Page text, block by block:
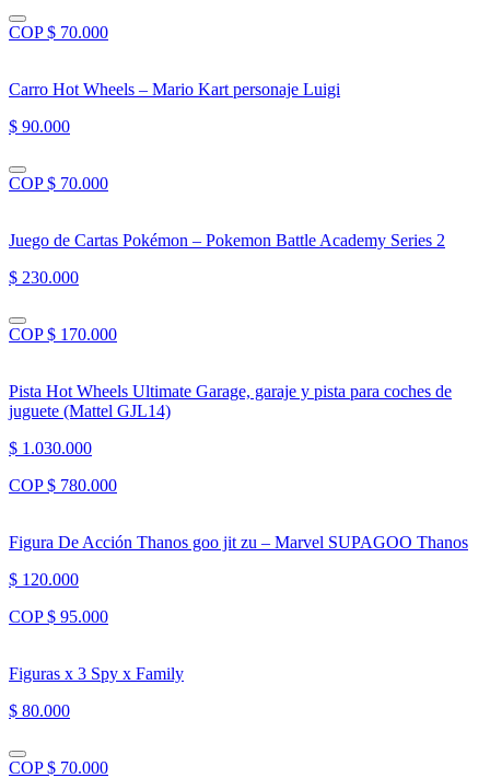
COP $ 70.000
Carro Hot Wheels – Mario Kart personaje Luigi
$ 90.000
COP $ 70.000
Juego de Cartas Pokémon – Pokemon Battle Academy Series 2
$ 230.000
COP $ 170.000
Pista Hot Wheels Ultimate Garage, garaje y pista para coches de
juguete (Mattel GJL14)
$ 1.030.000
COP $ 780.000
Figura De Acción Thanos goo jit zu – Marvel SUPAGOO Thanos
$ 120.000
COP $ 95.000
Figuras x 3 Spy x Family
$ 80.000
COP $ 70.000